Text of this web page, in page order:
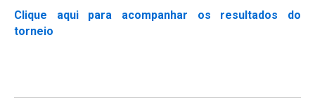
Clique aqui para acompanhar os resultados do
torneio